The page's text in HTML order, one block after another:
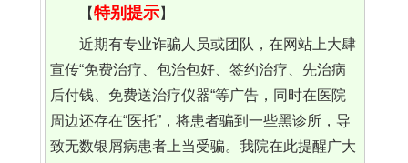
【特别提示】
近期有专业诈骗人员或团队，在网站上大肆
宣传“免费治疗、包治包好、签约治疗、先治病
后付钱、免费送治疗仪器“等广告，同时在医院
周边还存在“医托”，将患者骗到一些黑诊所，导
致无数银屑病患者上当受骗。我院在此提醒广大